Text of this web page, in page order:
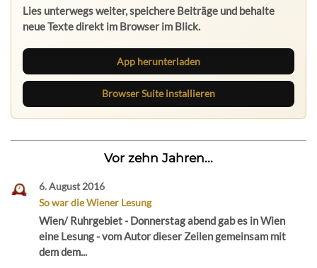
Lies unterwegs weiter, speichere Beiträge und behalte
neue Texte direkt im Browser im Blick.
App herunterladen
Browser Suite installieren
Vor zehn Jahren...
6. August 2016
So war die Wiener Lesung
Wien/ Ruhrgebiet - Donnerstag abend gab es in Wien
eine Lesung - vom Autor dieser Zeilen gemeinsam mit
dem dem...